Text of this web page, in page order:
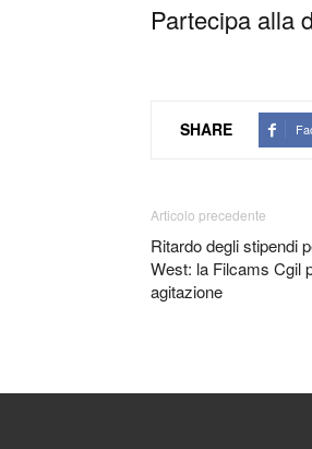
Partecipa alla
SHARE
Articolo precedente
Ritardo degli stipendi
West: la Filcams Cgil
agitazione